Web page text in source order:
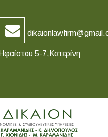
Ηφαίστου 5-7,Κατερίνη